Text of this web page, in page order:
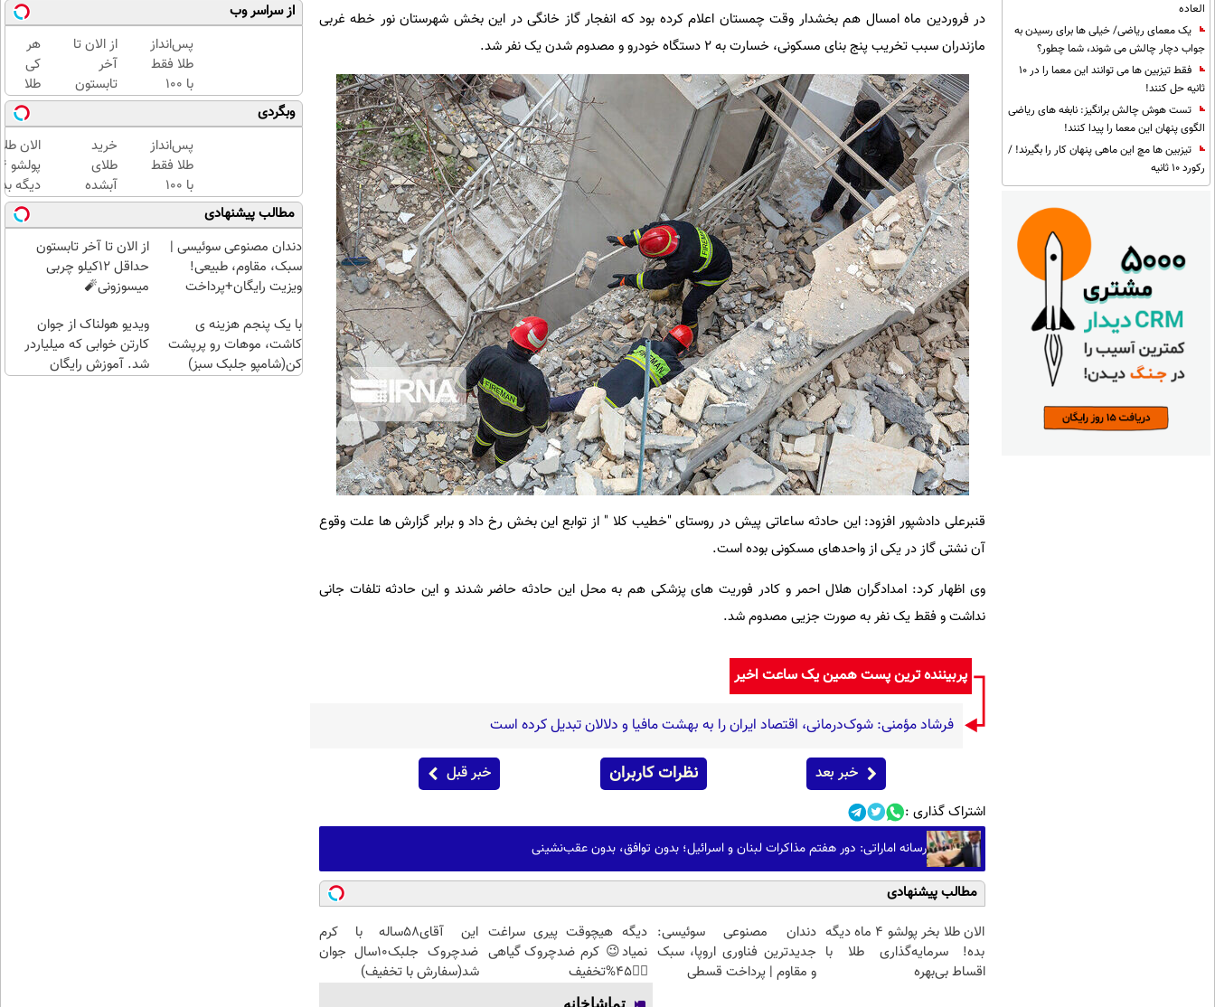
العاده
یک معمای ریاضی/ خیلی ها برای رسیدن به
جواب دچار چالش می شوند، شما چطور؟
فقط تیزبین ها می توانند این معما را در 10
ثانیه حل کنند!
تست هوش چالش برانگیز: نابغه های ریاضی
الگوی پنهان این معما را پیدا کنند!
تیزبین ها مچ این ماهی پنهان کار را بگیرند! /
رکورد 10 ثانیه
در فروردین ماه امسال هم بخشدار وقت چمستان اعلام کرده بود که انفجار گاز خانگی در این بخش شهرستان نور خطه غربی
مازندران سبب تخریب پنج بنای مسکونی، خسارت به ۲ دستگاه خودرو و مصدوم شدن یک نفر شد.
قنبرعلی دادشپور افزود: این حادثه ساعاتی پیش در روستای "خطیب کلا " از توابع این بخش رخ داد و برابر گزارش ها علت وقوع
آن نشتی گاز در یکی از واحدهای مسکونی بوده است.
وی اظهار کرد: امدادگران هلال احمر و کادر فوریت های پزشکی هم به محل این حادثه حاضر شدند و این حادثه تلفات جانی
نداشت و فقط یک نفر به صورت جزیی مصدوم شد.
پربیننده ترین پست همین یک ساعت اخیر
فرشاد مؤمنی: شوک‌درمانی، اقتصاد ایران را به بهشت مافیا و دلالان تبدیل کرده است
خبر بعد نظرات کاربران خبر قبل
اشتراک گذاری :
رسانه اماراتی: دور هفتم مذاکرات لبنان و اسرائیل؛ بدون توافق، بدون عقب‌نشینی
مطالب پیشنهادی
الان طلا بخر پولشو 4 ماه دیگه
بده! سرمایه‌گذاری طلا با
اقساط بی‌بهره
دندان مصنوعی سوئیسی:
جدیدترین فناوری اروپا، سبک
و مقاوم | پرداخت قسطی
دیگه هیچوقت پیری سراغت
نمیاد😉 کرم ضدچروک گیاهی
👈🏻45%تخفیف
این آقای58ساله با کرم
ضدچروک جلبک10سال جوان
شد(سفارش با تخفیف)
از سراسر وب
پس‌انداز
طلا فقط
با ۱۰۰
هزارتومان
(امن و
راحت)
از الان تا
آخر
تابستون
حداقل
12کیلو
چربی
میسوزونی
🧨
هر
کی
طلا
داره،
غم
نداره!
😊💎
(خرید
طلا با
چند
کلیک)
وبگردی
پس‌انداز
طلا فقط
با ۱۰۰
هزارتومان
(امن و
راحت)
خرید
طلای
آبشده
حتی با
۱۰۰هزارتومان
الان
دیگه
طلا با
بی‌بهره
مطالب پیشنهادی
دندان مصنوعی سوئیسی |
سبک، مقاوم، طبیعی!
ویزیت رایگان+پرداخت
از الان تا آخر تابستون
حداقل 12کیلو چربی
میسوزونی🧨
با یک پنجم هزینه ی
کاشت، موهات رو پرپشت
کن(شامپو جلبک سبز)
ویدیو هولناک از جوان
کارتن خوابی که میلیاردر
شد. آموزش رایگان